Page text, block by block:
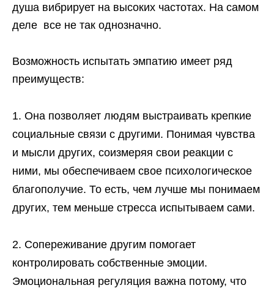
душа вибрирует на высоких частотах. На самом
деле все не так однозначно.
Возможность испытать эмпатию имеет ряд
преимуществ:
Она позволяет людям выстраивать крепкие
социальные связи с другими. Понимая чувства
и мысли других, соизмеряя свои реакции с
ними, мы обеспечиваем свое психологическое
благополучие. То есть, чем лучше мы понимаем
других, тем меньше стресса испытываем сами.
Сопереживание другим помогает
контролировать собственные эмоции.
Эмоциональная регуляция важна потому, что